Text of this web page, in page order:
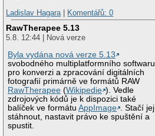
Ladislav Hagara | Komentářů: 0
RawTherapee 5.13
5.8. 12:44 | Nová verze
Byla vydána nová verze 5.13
svobodného multiplatformního softwaru
pro konverzi a zpracování digitálních
fotografií primárně ve formátů RAW
RawTherapee (Wikipedie ). Vedle
zdrojových kódů je k dispozici také
balíček ve formátuAppImage
. Stačí jej
stáhnout, nastavit právo ke spuštění a
spustit.